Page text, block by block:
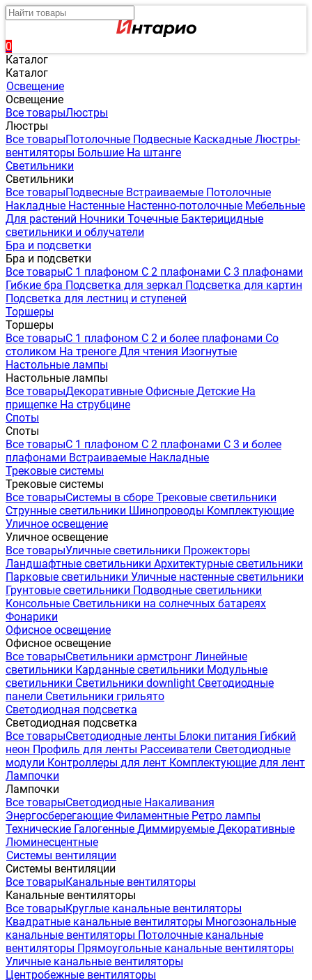
0
Каталог
Каталог
Освещение
Освещение
Все товарыЛюстры
Люстры
Все товарыПотолочные Подвесные Каскадные Люстры-
вентиляторы Большие На штанге
Светильники
Светильники
Все товарыПодвесные Встраиваемые Потолочные
Накладные Настенные Настенно-потолочные Мебельные
Для растений Ночники Точечные Бактерицидные
светильники и облучатели
Бра и подсветки
Бра и подсветки
Все товарыС 1 плафоном С 2 плафонами С 3 плафонами
Гибкие бра Подсветка для зеркал Подсветка для картин
Подсветка для лестниц и ступеней
Торшеры
Торшеры
Все товарыС 1 плафоном С 2 и более плафонами Со
столиком На треноге Для чтения Изогнутые
Настольные лампы
Настольные лампы
Все товарыДекоративные Офисные Детские На
прищепке На струбцине
Споты
Споты
Все товарыС 1 плафоном С 2 плафонами С 3 и более
плафонами Встраиваемые Накладные
Трековые системы
Трековые системы
Все товарыСистемы в сборе Трековые светильники
Струнные светильники Шинопроводы Комплектующие
Уличное освещение
Уличное освещение
Все товарыУличные светильники Прожекторы
Ландшафтные светильники Архитектурные светильники
Парковые светильники Уличные настенные светильники
Грунтовые светильники Подводные светильники
Консольные Светильники на солнечных батареях
Фонарики
Офисное освещение
Офисное освещение
Все товарыСветильники армстронг Линейные
светильники Карданные светильники Модульные
светильники Светильники downlight Светодиодные
панели Светильники грильято
Светодиодная подсветка
Светодиодная подсветка
Все товарыСветодиодные ленты Блоки питания Гибкий
неон Профиль для ленты Рассеиватели Светодиодные
модули Контроллеры для лент Комплектующие для лент
Лампочки
Лампочки
Все товарыСветодиодные Накаливания
Энергосберегающие Филаментные Ретро лампы
Технические Галогенные Диммируемые Декоративные
Люминесцентные
Системы вентиляции
Системы вентиляции
Все товарыКанальные вентиляторы
Канальные вентиляторы
Все товарыКруглые канальные вентиляторы
Квадратные канальные вентиляторы Многозональные
канальные вентиляторы Потолочные канальные
вентиляторы Прямоугольные канальные вентиляторы
Уличные канальные вентиляторы
Центробежные вентиляторы